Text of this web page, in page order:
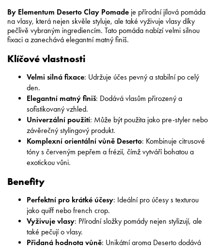
By Elementum Deserto Clay Pomade je přírodní jílová pomáda
na vlasy, která nejen skvěle styluje, ale také vyživuje vlasy díky
pečlivě vybraným ingrediencím. Tato pomáda nabízí velmi silnou
fixaci a zanechává elegantní matný finiš.
Klíčové vlastnosti
Velmi silná fixace: Udržuje účes pevný a stabilní po celý
den.
Elegantní matný finiš: Dodává vlasům přirozený a
sofistikovaný vzhled.
Univerzální použití: Může být použita jako pre-styler nebo
závěrečný stylingový produkt.
Komplexní orientální vůně Deserto: Kombinuje citrusové
tóny s červeným pepřem a frézií, čímž vytváří bohatou a
exotickou vůni.
Benefity
Perfektní pro krátké účesy: Ideální pro účesy s texturou
jako quiff nebo french crop.
Vyživuje vlasy: Přírodní složky pomády nejen stylizují, ale
také pečují o vlasy.
Přidaná hodnota vůně: Unikátní aroma Deserto dodává